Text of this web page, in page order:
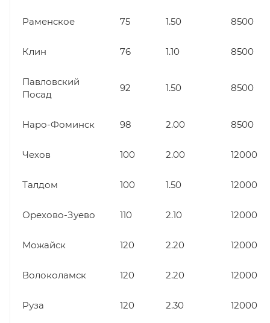
Раменское 75 1.50 8500
Клин 76 1.10 8500
Павловский
Посад
92 1.50 8500
Наро-Фоминск 98 2.00 8500
Чехов 100 2.00 12000
Талдом 100 1.50 12000
Орехово-Зуево 110 2.10 12000
Можайск 120 2.20 12000
Волоколамск 120 2.20 12000
Руза 120 2.30 12000